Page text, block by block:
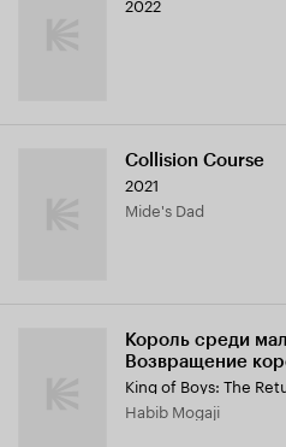
Collision Course
2021
Mide's Dad
Король среди
Возвращение
Habib Mogaji